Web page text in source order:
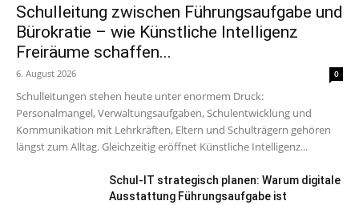
Schulleitung zwischen Führungsaufgabe und
Bürokratie – wie Künstliche Intelligenz
Freiräume schaffen...
6. August 2026 0
Schulleitungen stehen heute unter enormem Druck:
Personalmangel, Verwaltungsaufgaben, Schulentwicklung und
Kommunikation mit Lehrkräften, Eltern und Schulträgern gehören
längst zum Alltag. Gleichzeitig eröffnet Künstliche Intelligenz...
Schul-IT strategisch planen: Warum digitale
Ausstattung Führungsaufgabe ist